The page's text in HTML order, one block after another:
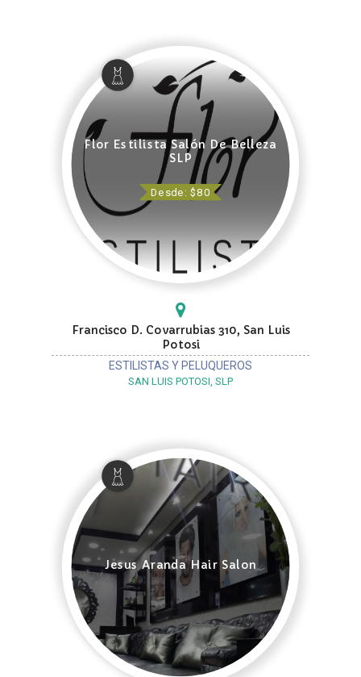
Flor Estilista Salón De Belleza
SLP
Desde: $80
Francisco D. Covarrubias 310, San Luis
Potosi
ESTILISTAS Y PELUQUEROS
SAN LUIS POTOSI, SLP
Jesus Aranda Hair Salon